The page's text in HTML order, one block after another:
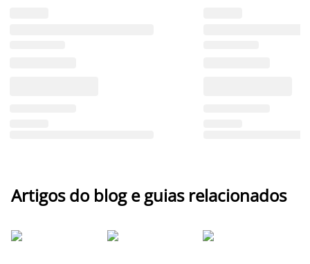
Artigos do blog e guias relacionados